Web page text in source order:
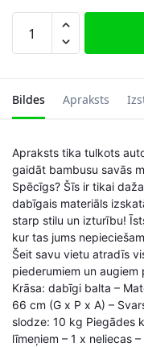
līmeņu
daudzums
Bildes Apraksts
Apraksts tika tulkots
gaidāt bambusu savās
Spēcīgs? Šīs ir tikai
dabīgais materiāls
starp stilu un izturību!
kur tas jums
Šeit savu vietu atradīs
piederumiem un
Krāsa: dabīgi balta –
66 cm (G x P x A) –
slodze: 10 kg Piegādes
līmeņiem – 1 x neliecas